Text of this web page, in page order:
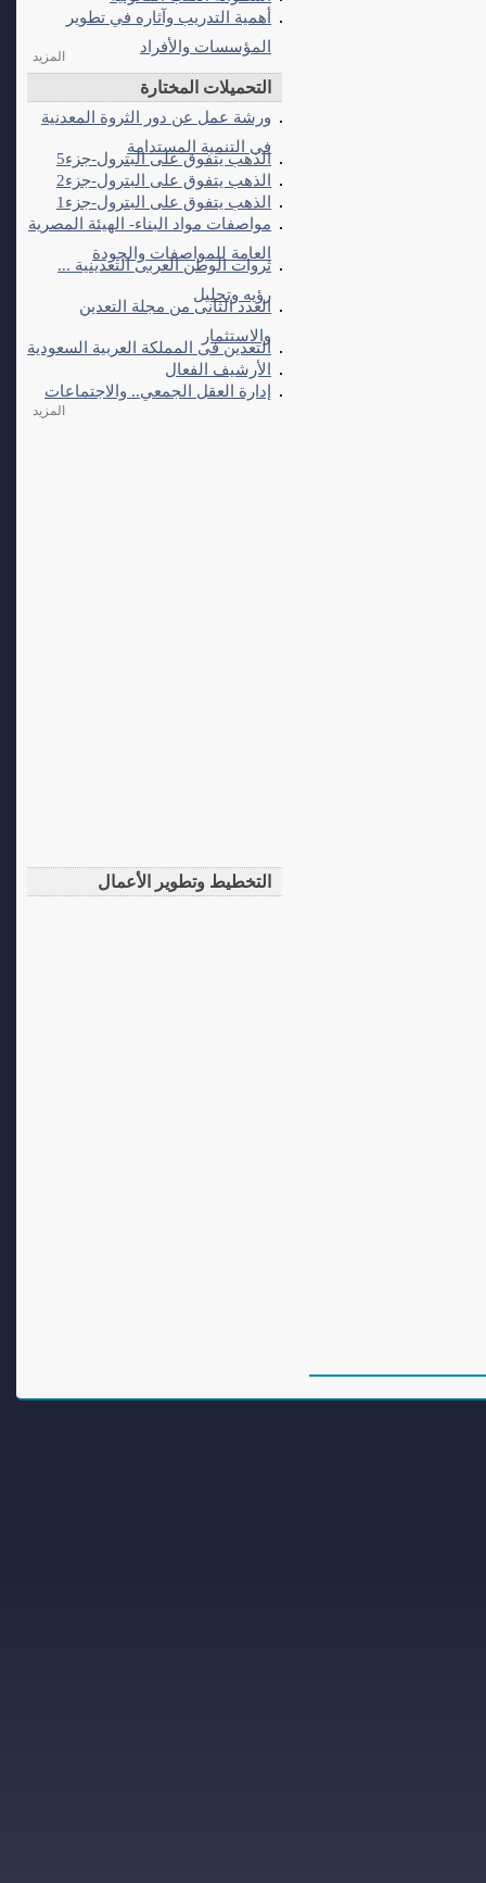
أهمية التدريب وآثاره في تطوير
المؤسسات والأفراد
المزيد
التحميلات المختارة
ورشة عمل عن دور الثروة المعدنية
فى التنمية المستدامة
الذهب يتفوق على البترول-جزء5
الذهب يتفوق على البترول-جزء2
الذهب يتفوق على البترول-جزء1
مواصفات مواد البناء- الهيئة المصرية
العامة للمواصفات والجودة
ثروات الوطن العربى التعدينية ...
رؤيه وتحليل
العدد الثانى من مجلة التعدين
والاستثمار
التعدين فى المملكة العربية السعودية
الأرشيف الفعال
إدارة العقل الجمعي.. والاجتماعات
المزيد
التخطيط وتطوير الأعمال